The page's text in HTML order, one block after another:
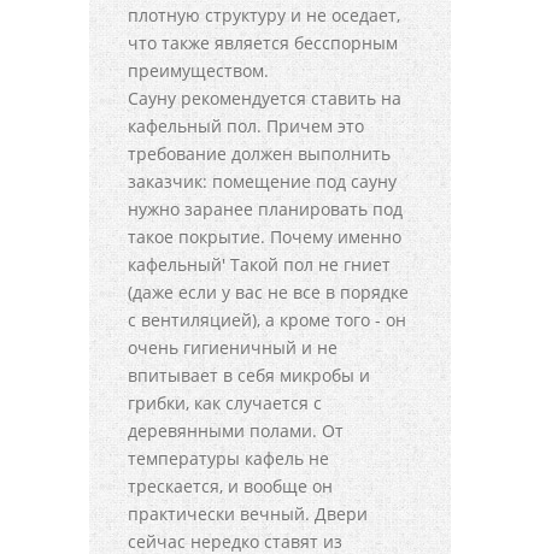
плотную структуру и не оседает,
что также является бесспорным
преимуществом.
Сауну рекомендуется ставить на
кафельный пол. Причем это
требование должен выполнить
заказчик: помещение под сауну
нужно заранее планировать под
такое покрытие. Почему именно
кафельный' Такой пол не гниет
(даже если у вас не все в порядке
с вентиляцией), а кроме того - он
очень гигиеничный и не
впитывает в себя микробы и
грибки, как случается с
деревянными полами. От
температуры кафель не
трескается, и вообще он
практически вечный. Двери
сейчас нередко ставят из